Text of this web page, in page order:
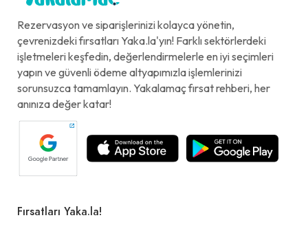
Rezervasyon ve siparişlerinizi kolayca yönetin,
çevrenizdeki fırsatları Yaka.la'yın! Farklı sektörlerdeki
işletmeleri keşfedin, değerlendirmelerle en iyi seçimleri
yapın ve güvenli ödeme altyapımızla işlemlerinizi
sorunsuzca tamamlayın. Yakalamaç fırsat rehberi, her
anınıza değer katar!
Fırsatları Yaka.la!